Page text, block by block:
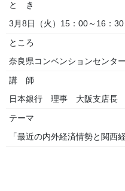
と き
3月8日（火）15：00～16：30
ところ
奈良県コンベンションセン
講 師
日本銀行 理事 大阪支店
テーマ
「最近の内外経済情勢と関西経